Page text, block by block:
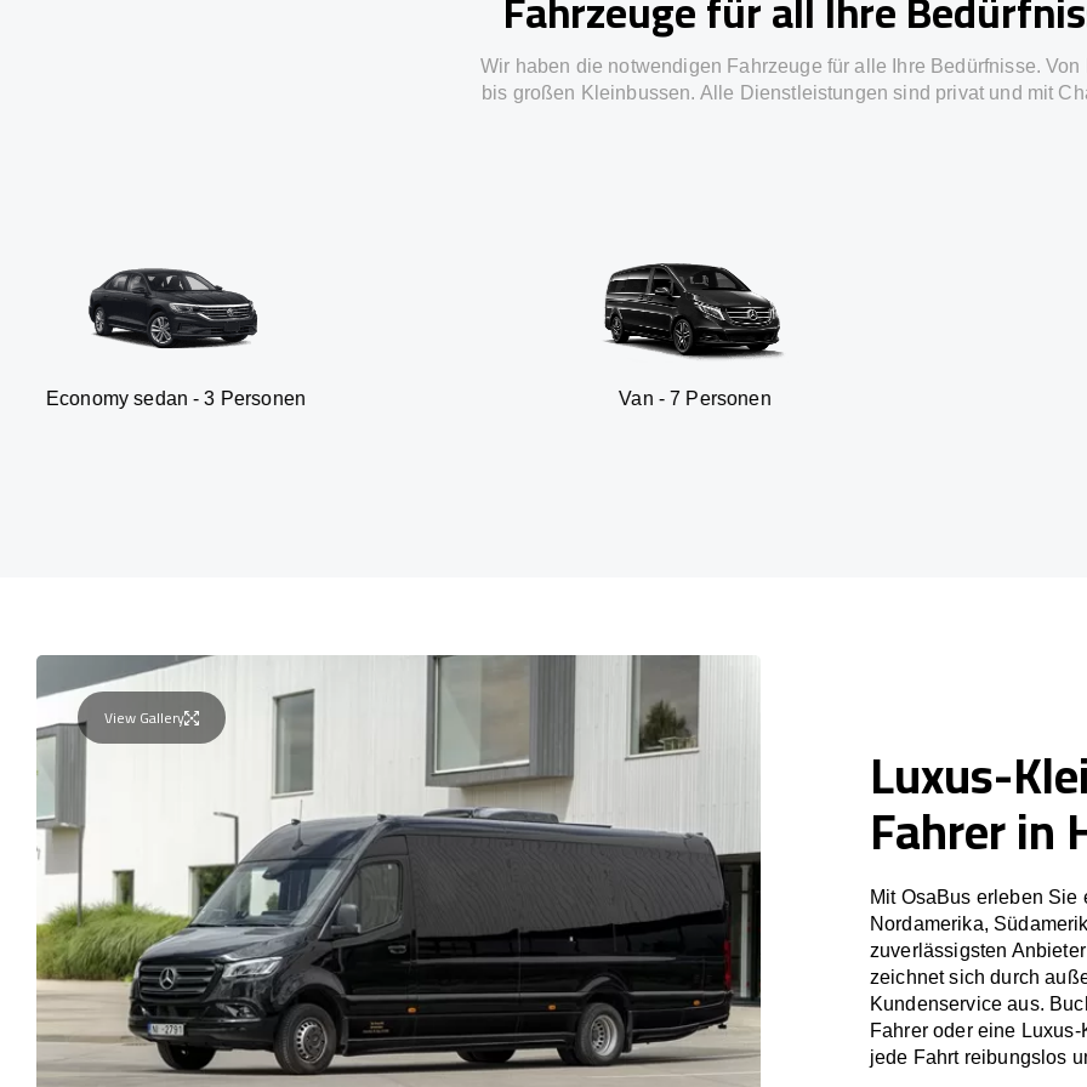
Wir haben die notwendigen Fahrzeuge für alle Ihre Bedürfnisse. Von
bis großen Kleinbussen. Alle Dienstleistungen sind privat und mit
- 3 Personen Van - 7 Personen SUV - 3
View Gallery
Luxus-
Fahrer in
Mit OsaBus erleben
Nordamerika,
zuverlässigsten
zeichnet sich durch
Kundenservice aus.
Fahrer oder eine
jede Fahrt reibungslos